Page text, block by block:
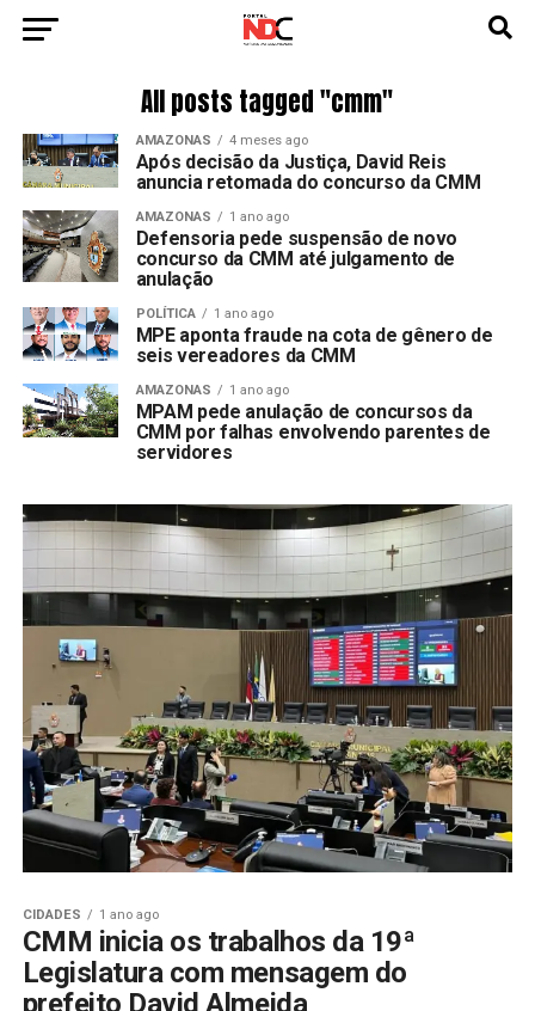
All posts tagged "cmm"
AMAZONAS 4 meses ago
Após decisão da Justiça, David Reis
anuncia retomada do concurso da CMM
AMAZONAS 1 ano ago
Defensoria pede suspensão de novo
concurso da CMM até julgamento de
anulação
POLÍTICA 1 ano ago
MPE aponta fraude na cota de gênero de
seis vereadores da CMM
AMAZONAS 1 ano ago
MPAM pede anulação de concursos da
CMM por falhas envolvendo parentes de
servidores
CIDADES 1 ano ago
CMM inicia os trabalhos da 19ª
Legislatura com mensagem do
prefeito David Almeida